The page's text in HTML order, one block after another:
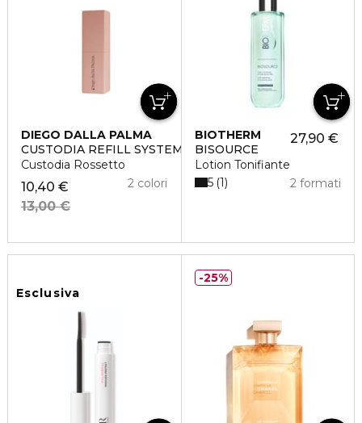
DIEGO DALLA PALMA
CUSTODIA REFILL SYSTEM
Custodia Rossetto
10,40 €
13,00 €
2 colori
BIOTHERM
BISOURCE
Lotion Tonifiante
27,90 €
2 formati
5 1
Esclusiva
25%